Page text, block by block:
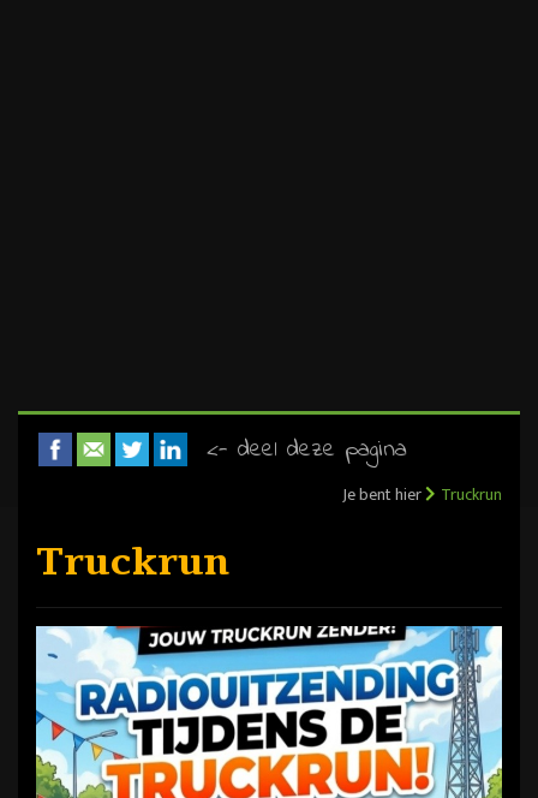
<- deel deze pagina
Je bent hier Truckrun
Truckrun